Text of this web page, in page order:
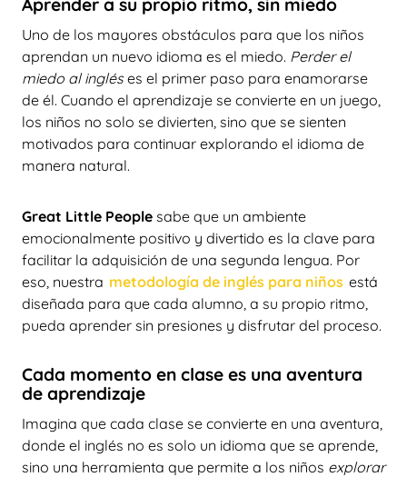
Uno de los mayores obstáculos para que los niños
aprendan un nuevo idioma es el miedo. Perder el
miedo al ingléses el primer paso para enamorarse
de él. Cuando el aprendizaje se convierte en un juego,
los niños no solo se divierten, sino que se sienten
motivados para continuar explorando el idioma de
manera natural.
Great Little People sabe que un ambiente
emocionalmente positivo y divertido es la clave para
facilitar la adquisición de una segunda lengua. Por
eso, nuestra metodología de inglés para niños está
diseñada para que cada alumno, a su propio ritmo,
pueda aprender sin presiones y disfrutar del proceso.
Cada momento en clase es una aventura
de aprendizaje
Imagina que cada clase se convierte en una aventura,
donde el inglés no es solo un idioma que se aprende,
sino una herramienta que permite a los niños explorar